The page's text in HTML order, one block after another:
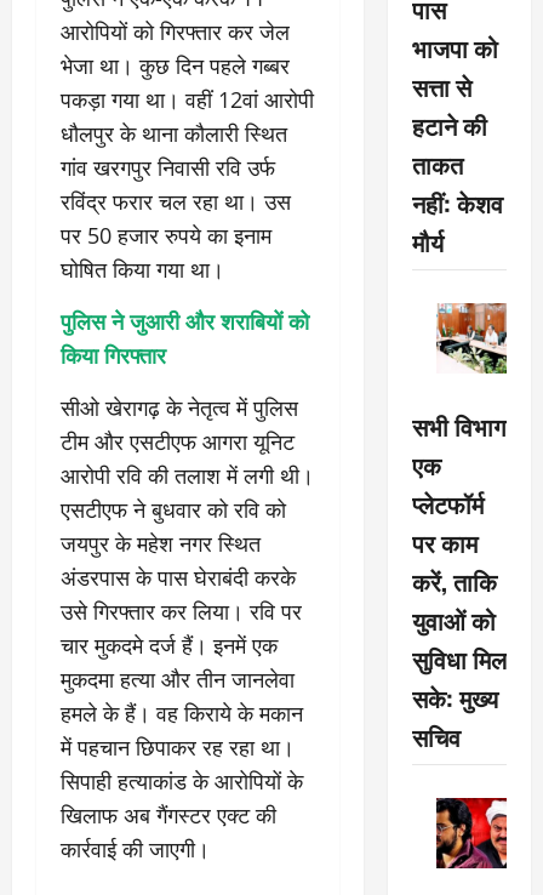
आरोपियों को गिरफ्तार कर जेल
भेजा था। कुछ दिन पहले गब्बर
पकड़ा गया था। वहीं 12वां आरोपी
धौलपुर के थाना कौलारी स्थित
गांव खरगपुर निवासी रवि उर्फ
रविंद्र फरार चल रहा था। उस
पर 50 हजार रुपये का इनाम
घोषित किया गया था।
पुलिस ने जुआरी और शराबियों को
किया गिरफ्तार
सीओ खेरागढ़ के नेतृत्व में पुलिस
टीम और एसटीएफ आगरा यूनिट
आरोपी रवि की तलाश में लगी थी।
एसटीएफ ने बुधवार को रवि को
जयपुर के महेश नगर स्थित
अंडरपास के पास घेराबंदी करके
उसे गिरफ्तार कर लिया। रवि पर
चार मुकदमे दर्ज हैं। इनमें एक
मुकदमा हत्या और तीन जानलेवा
हमले के हैं। वह किराये के मकान
में पहचान छिपाकर रह रहा था।
सिपाही हत्याकांड के आरोपियों के
खिलाफ अब गैंगस्टर एक्ट की
कार्रवाई की जाएगी।
पास
भाजपा को
सत्ता से
हटाने की
ताकत
नहीं: केशव
मौर्य
सभी विभाग
एक
प्लेटफॉर्म
पर काम
करें, ताकि
युवाओं को
सुविधा मिल
सके: मुख्य
सचिव